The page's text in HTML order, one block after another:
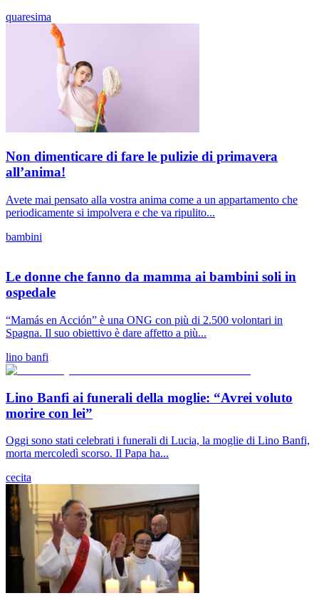
quaresima
Non dimenticare di fare le pulizie di primavera
all’anima!
Avete mai pensato alla vostra anima come a un appartamento che
periodicamente si impolvera e che va ripulito...
bambini
Le donne che fanno da mamma ai bambini soli in
ospedale
“Mamás en Acción” è una ONG con più di 2.500 volontari in
Spagna. Il suo obiettivo è dare affetto a più...
lino banfi
Lino Banfi ai funerali della moglie: “Avrei voluto
morire con lei”
Oggi sono stati celebrati i funerali di Lucia, la moglie di Lino Banfi,
morta mercoledì scorso. Il Papa ha...
cecita